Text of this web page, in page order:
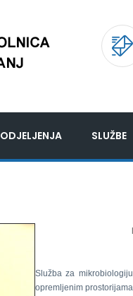
ODJELJENJA SLUŽBE
Služba za
opremljenim